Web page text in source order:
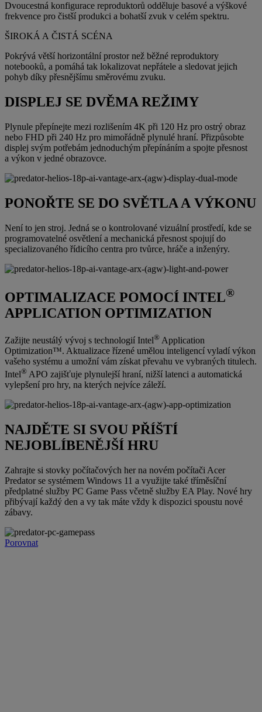
Dvoucestná konfigurace reproduktorů odděluje basové a výškové
frekvence pro čistší produkci a bohatší zvuk v celém spektru.
ŠIROKÁ A ČISTÁ SCÉNA
Pokrývá větší horizontální prostor než běžné reproduktory
notebooků, a pomáhá tak lokalizovat nepřátele a sledovat jejich
pohyb díky přesnějšímu směrovému zvuku.
DISPLEJ SE DVĚMA REŽIMY
Plynule přepínejte mezi rozlišením 4K při 120 Hz pro ostrý obraz
nebo FHD při 240 Hz pro mimořádně plynulé hraní. Přizpůsobte
displej svým potřebám jednoduchým přepínáním a spojte přesnost
a výkon v jedné obrazovce.
PONOŘTE SE DO SVĚTLA A VÝKONU
Není to jen stroj. Jedná se o kontrolované vizuální prostředí, kde se
programovatelné osvětlení a mechanická přesnost spojují do
specializovaného řídicího centra pro tvůrce, hráče a inženýry.
OPTIMALIZACE POMOCÍ INTEL®
APPLICATION OPTIMIZATION
Zažijte neustálý vývoj s technologií Intel® Application
Optimization™. Aktualizace řízené umělou inteligencí vyladí výkon
vašeho systému a umožní vám získat převahu ve vybraných titulech.
Intel® APO zajišťuje plynulejší hraní, nižší latenci a automatická
vylepšení pro hry, na kterých nejvíce záleží.
NAJDĚTE SI SVOU PŘÍŠTÍ
NEJOBLÍBENĚJŠÍ HRU
Zahrajte si stovky počítačových her na novém počítači Acer
Predator se systémem Windows 11 a využijte také tříměsíční
předplatné služby PC Game Pass včetně služby EA Play. Nové hry
přibývají každý den a vy tak máte vždy k dispozici spoustu nové
zábavy.
Porovnat